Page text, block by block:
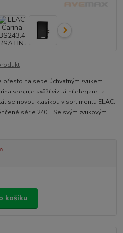
přesto na sebe úchvatným zvukem
spojuje svěží vizuální eleganci a
se novou klasikou v sortimentu ELAC.
série 240. Se svým zvukovým
košíku